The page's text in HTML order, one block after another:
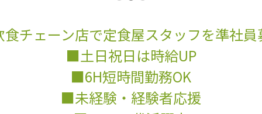
食チェーン店で定食屋スタッフを準社
■土日祝日は時給UP
■6H短時間勤務OK
■未経験・経験者応援